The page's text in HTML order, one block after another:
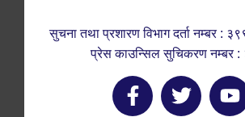
सुचना तथा प्रशारण विभाग दर्ता नम्बर :
प्रेस काउन्सिल सुचिकरण नम्बर :